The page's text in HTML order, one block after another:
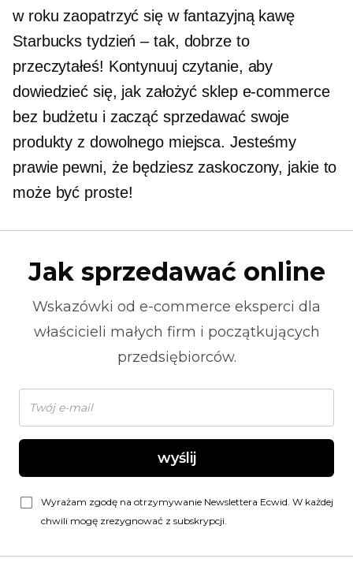
w roku zaopatrzyć się w fantazyjną kawę
Starbuckstydzień – tak, dobrze to
przeczytałeś! Kontynuuj czytanie, aby
dowiedzieć się, jak założyć sklep e-commerce
bez budżetu i zacząć sprzedawać swoje
produkty z dowolnego miejsca. Jesteśmy
prawie pewni, że będziesz zaskoczony, jakie to
może być proste!
Jak sprzedawać online
Wskazówki od e-commerce eksperci dla
właścicieli małych firm i początkujących
przedsiębiorców.
wyślij
Wyrażam zgodę na otrzymywanie Newslettera Ecwid. W każdej
chwili mogę zrezygnować z subskrypcji.